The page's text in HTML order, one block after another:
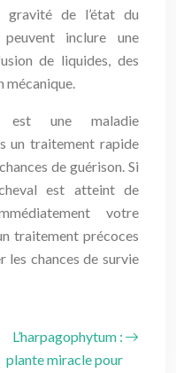
gravité de l’état du
inclure une
de liquides, des
mécanique.
est une maladie
un traitement rapide
de guérison. Si
est atteint de
votre
traitement précoces
les chances de survie
L’harpagophytum :
plante miracle pour